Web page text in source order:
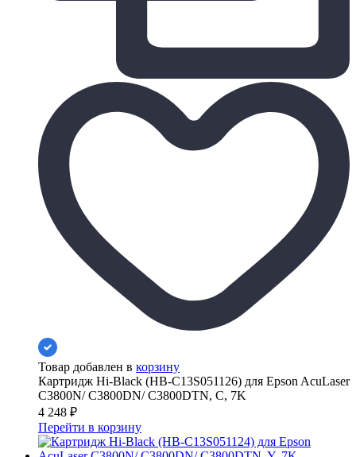
Товар добавлен в корзину
Картридж Hi-Black (HB-C13S051126) для Epson AcuLaser
C3800N/ C3800DN/ C3800DTN, C, 7K
4 248 ₽
Перейти в корзину